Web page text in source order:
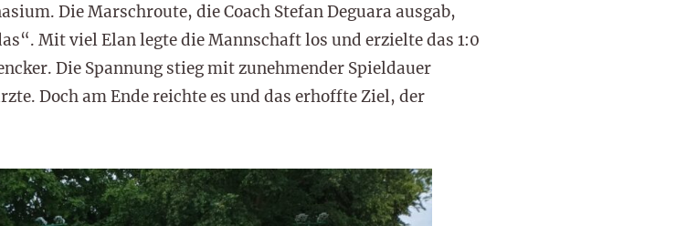
Die Marschroute, die Coach Stefan Deguara ausgab,
Mit viel Elan legte die Mannschaft los und erzielte das 1:0
Die Spannung stieg mit zunehmender Spieldauer
Doch am Ende reichte es und das erhoffte Ziel, der